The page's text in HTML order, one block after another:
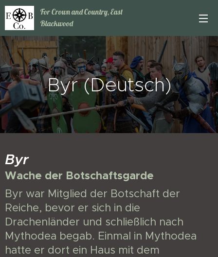
For Crown and Country, East
Blackwood
Byr (Deutsch)
Byr
Wache der Botschaftsgarde
Byr war Mitglied der Botschaft der
Reiche, bevor er sich in die
Drachenländer und schließlich nach
Mythodea begab. Einmal in Mythodea
hatte er dort ein Haus mit dem